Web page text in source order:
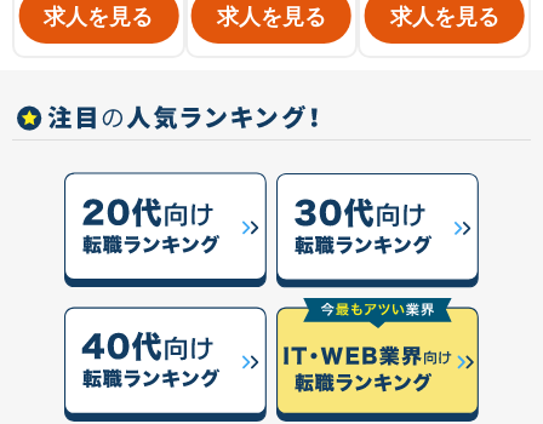
求人を見る 求人を見る 求人を見る